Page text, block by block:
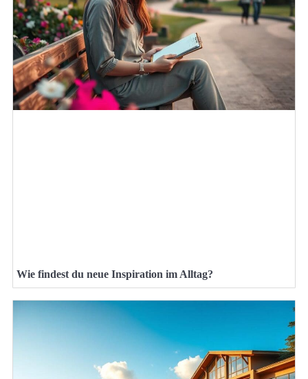
Wie findest du neue Inspiration im Alltag?